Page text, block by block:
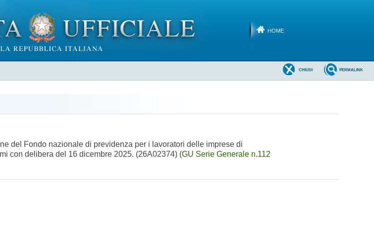
HOME
PERMALINK
CHIUDI
del Fondo nazionale di previdenza per i lavoratori delle imprese di
con delibera del 16 dicembre 2025. (26A02374) (GU Serie Generale n.112